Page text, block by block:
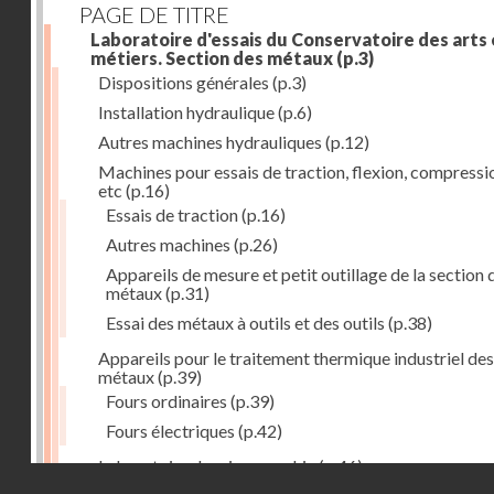
PAGE DE TITRE
Laboratoire d'essais du Conservatoire des arts
métiers. Section des métaux (p.3)
Dispositions générales (p.3)
Installation hydraulique(p.6)
Autres machines hydrauliques (p.12)
Machines pour essais de traction, flexion,
etc (p.16)
Essais de traction(p.16)
Autres machines (p.26)
Appareils de mesure et petit outillage de la section
métaux(p.31)
Essai des métaux à outils et des outils (p.38)
Appareils pour le traitement thermique industriel des
métaux(p.39)
Fours ordinaires (p.39)
Fours électriques (p.42)
Laboratoire de micrographie(p.46)